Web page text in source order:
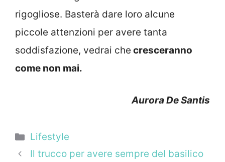
rigogliose. Basterà dare loro alcune
piccole attenzioni per avere tanta
soddisfazione, vedrai che cresceranno
come non mai.
Aurora De Santis
Categorie
Lifestyle
Il trucco per avere sempre del basilico